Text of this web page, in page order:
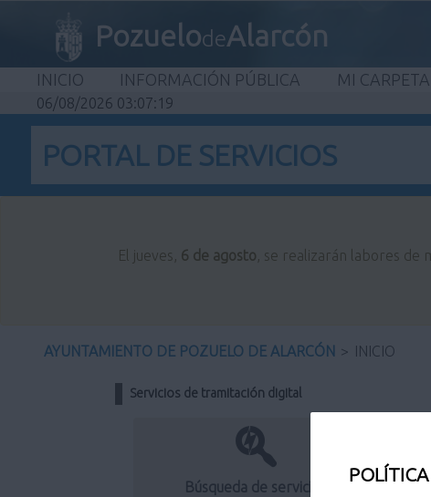
PozuelodeAlarcón
INICIO INFORMACIÓN PÚBLICA MI CARPETA
06/08/2026 03:07:19
PORTAL DE SERVICIOS
El jueves, 6 de agosto, se realizarán labores de
AYUNTAMIENTO DE POZUELO DE ALARCÓN > INICIO
Servicios de tramitación digital
Búsqueda de servicios